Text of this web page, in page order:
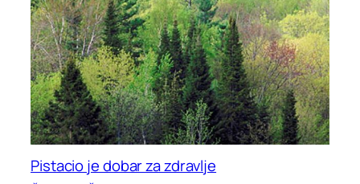
Pistacio je dobar za zdravlje